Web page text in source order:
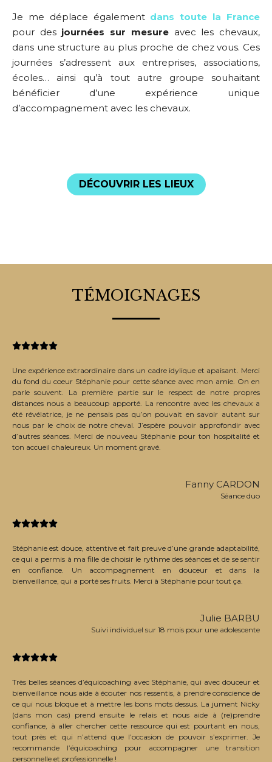
Je me déplace également dans toute la France
pour des journées sur mesure avec les chevaux,
dans une structure au plus proche de chez vous. Ces
journées s’adressent aux entreprises, associations,
écoles… ainsi qu’à tout autre groupe souhaitant
bénéficier d’une expérience unique
d’accompagnement avec les chevaux.
DÉCOUVRIR LES LIEUX
TÉMOIGNAGES

Une expérience extraordinaire dans un cadre idylique et apaisant. Merci
du fond du coeur Stéphanie pour cette séance avec mon amie. On en
parle souvent. La première partie sur le respect de notre propres
distances nous a beaucoup apporté. La rencontre avec les chevaux a
été révélatrice, je ne pensais pas qu’on pouvait en savoir autant sur
nous par le choix de notre cheval. J’espère pouvoir approfondir avec
d’autres séances. Merci de nouveau Stéphanie pour ton hospitalité et
ton accueil chaleureux. Un moment gravé.
Fanny CARDON
Séance duo

Stéphanie est douce, attentive et fait preuve d’une grande adaptabilité,
ce qui a permis à ma fille de choisir le rythme des séances et de se sentir
en confiance. Un accompagnement en douceur et dans la
bienveillance, qui a porté ses fruits. Merci à Stéphanie pour tout ça.
Julie BARBU
Suivi individuel sur 18 mois pour une adolescente

Très belles séances d’équicoaching avec Stéphanie, qui avec douceur et
bienveillance nous aide à écouter nos ressentis, à prendre conscience de
ce qui nous bloque et à mettre les bons mots dessus. La jument Nicky
(dans mon cas) prend ensuite le relais et nous aide à (re)prendre
confiance, à aller chercher cette ressource qui est pourtant en nous,
tout près et qui n’attend que l’occasion de pouvoir s’exprimer. Je
recommande l’équicoaching pour accompagner une transition
personnelle et professionnelle !